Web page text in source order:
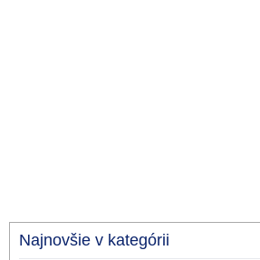
Najnovšie v kategórii